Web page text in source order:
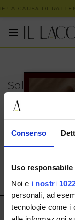
Consenso
Uso responsabile
Noi e i nostri
personali, ad
tecnologie come i
A CAUSA DI
Solo in
PUOI TROVARE
NOSTRI PUNTI